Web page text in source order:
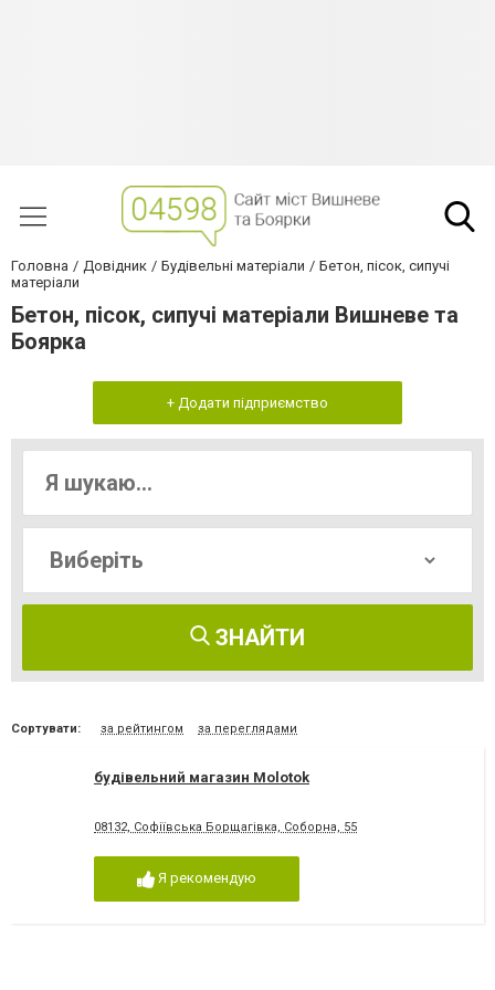
Головна Довідник Будівельні матеріали
Бетон, пісок, сипучі
матеріали
Бетон, пісок, сипучі матеріали Вишневе та
Боярка
+ Додати підприємство
ЗНАЙТИ
Сортувати: за рейтингом за переглядами
будівельний магазин Molotok
08132, Софіївська Борщагівка, Соборна, 55
Я рекомендую